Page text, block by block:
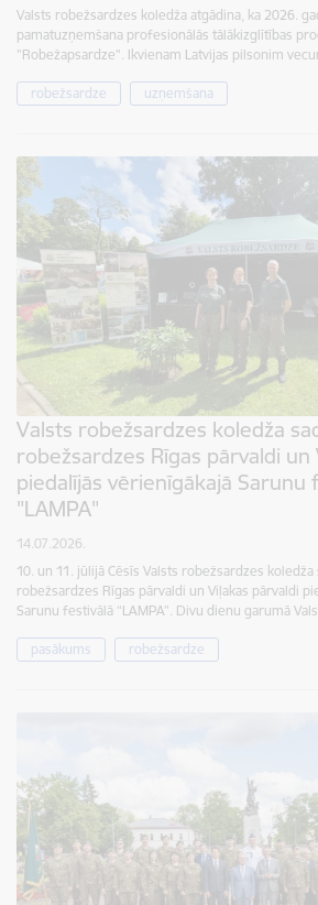
Valsts robežsardzes koledža atgādina, ka 2026.
pamatuzņemšana profesionālās tālākizglītības
"Robežapsardze". Ikvienam Latvijas pilsonim
robežsardze uzņemšana
Valsts robežsardzes koledža
robežsardzes Rīgas pārvaldi un
piedalījās vērienīgākajā Sarunu
"LAMPA"
14.07.2026.
10. un 11. jūlijā Cēsīs Valsts robežsardzes koledža
robežsardzes Rīgas pārvaldi un Viļakas pārvaldi
Sarunu festivālā “LAMPA”. Divu dienu garumā
pasākums robežsardze